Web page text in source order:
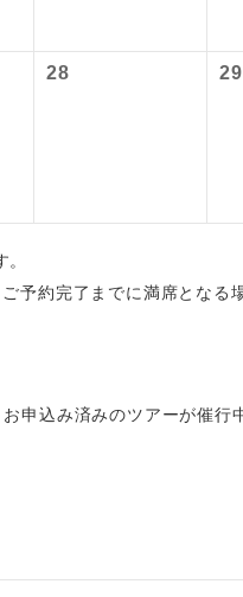
28 29
約完了までに満席となる
申込み済みのツアーが催
景スポットに立ち寄るコース
のお食事が付いています
の音を気にせず、ガイド